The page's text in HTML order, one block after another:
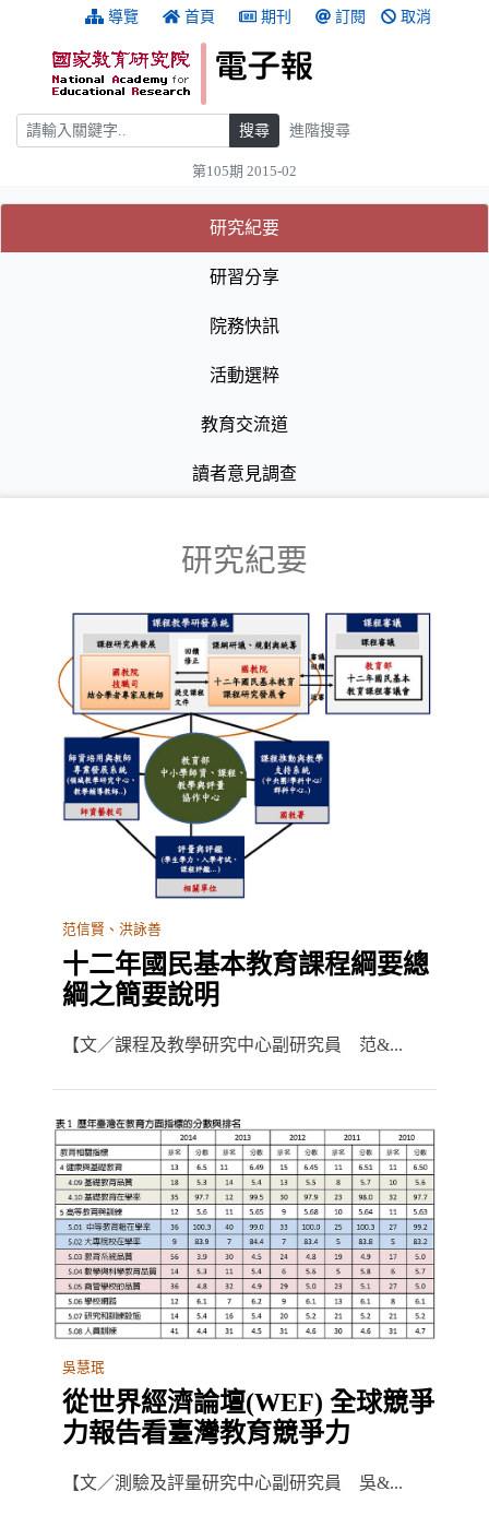
跳到主要內容 導覽 首頁 期刊 訂閱 取消
搜尋 搜尋 進階搜尋
第105期 2015-02
:::
研究紀要(目前選取的頁籤)
(目前選取的頁籤)
研習分享
院務快訊
活動選粹
教育交流道
讀者意見調查
研究紀要
范信賢、洪詠善
十二年國民基本教育課程綱要總
綱之簡要說明
【文／課程及教學研究中心副研究員 范&...
吳慧珉
從世界經濟論壇(WEF) 全球競爭
力報告看臺灣教育競爭力
【文／測驗及評量研究中心副研究員 吳&...